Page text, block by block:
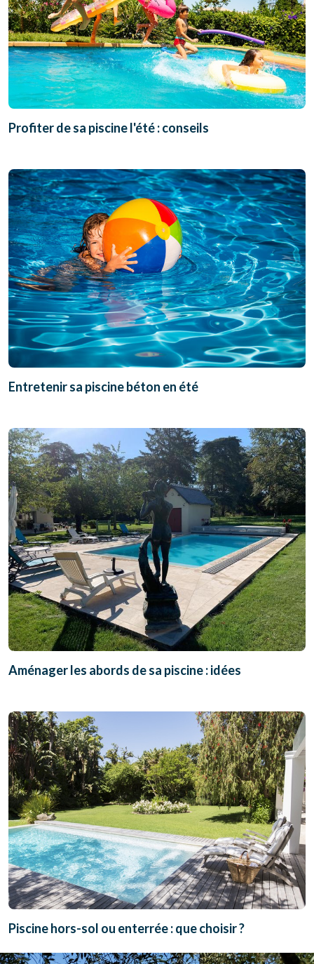
Profiter de sa piscine l'été : conseils
Entretenir sa piscine béton en été
Aménager les abords de sa piscine : idées
Piscine hors-sol ou enterrée : que choisir ?